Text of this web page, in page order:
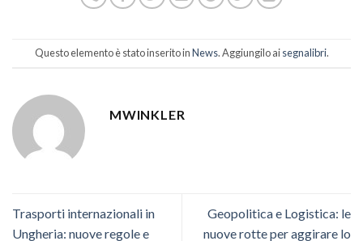
Questo elemento è stato inserito inNews. Aggiungilo aisegnalibri.
MWINKLER
Trasporti internazionali in
Ungheria: nuove regole e
Geopolitica e Logistica: le
nuove rotte per aggirare lo